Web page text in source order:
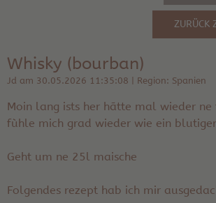
ZURÜCK
Whisky (bourban)
Jd am 30.05.2026 11:35:08 | Region: Spanien
Moin lang ists her hãtte mal wieder ne
fùhle mich grad wieder wie ein
Geht um ne 25l maische
Folgendes rezept hab ich mir